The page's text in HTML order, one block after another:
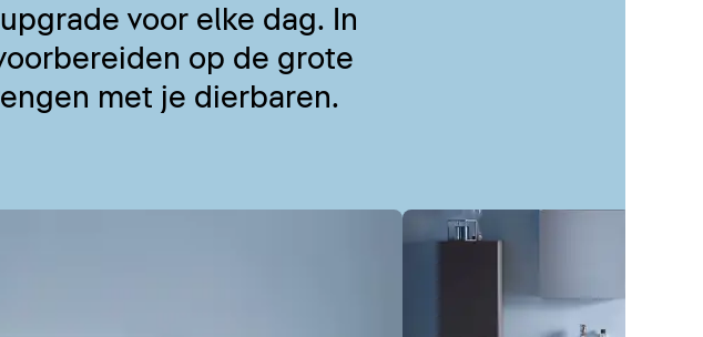
voor elke dag. In
op de grote
met je dierbaren.